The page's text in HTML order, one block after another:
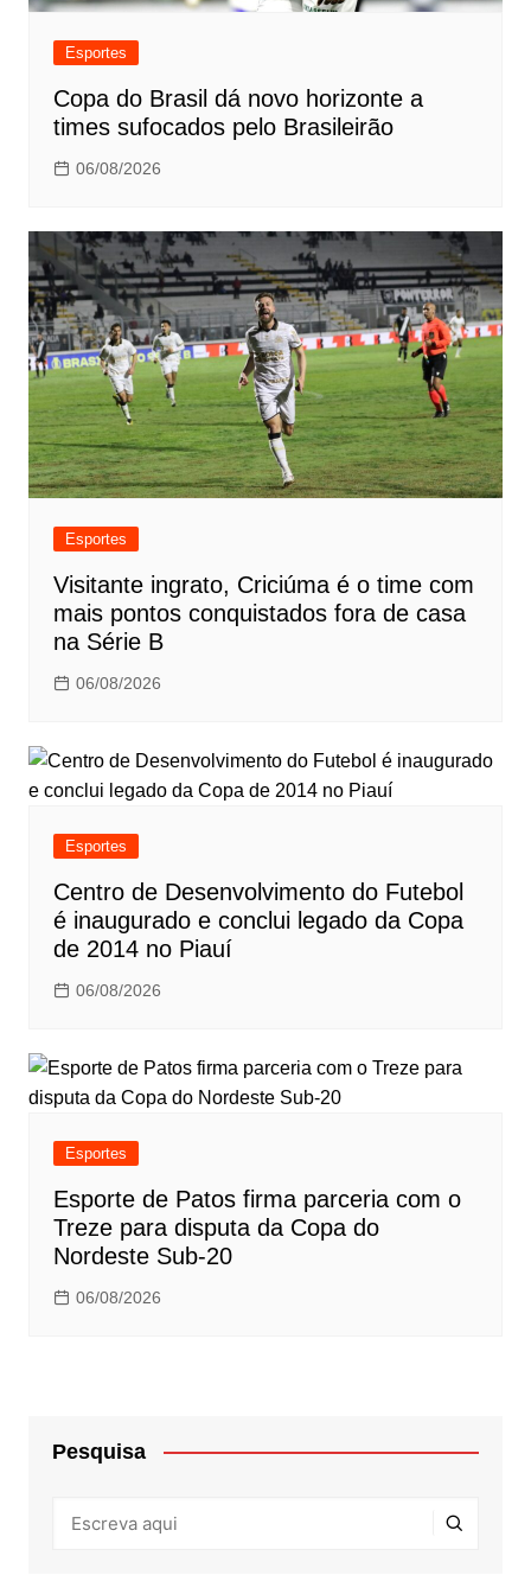
Esportes
Copa do Brasil dá novo horizonte a
times sufocados pelo Brasileirão
06/08/2026
Esportes
Visitante ingrato, Criciúma é o time com
mais pontos conquistados fora de casa
na Série B
06/08/2026
Esportes
Centro de Desenvolvimento do Futebol
é inaugurado e conclui legado da Copa
de 2014 no Piauí
06/08/2026
Esportes
Esporte de Patos firma parceria com o
Treze para disputa da Copa do
Nordeste Sub-20
06/08/2026
Pesquisa